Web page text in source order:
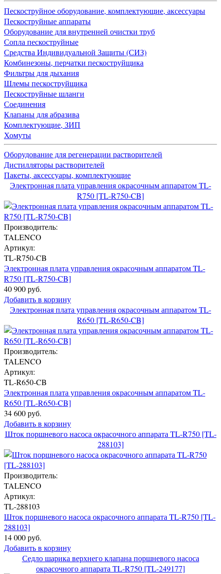
Пескоструйное оборудование, комплектующие, аксессуары
Пескоструйные аппараты
Оборудование для внутренней очистки труб
Сопла пескоструйные
Средства Индивидуальной Защиты (СИЗ)
Комбинезоны, перчатки пескоструйщика
Фильтры для дыхания
Шлемы пескоструйщика
Пескоструйные шланги
Соединения
Клапаны для абразива
Комплектующие, ЗИП
Хомуты
Оборудование для регенерации растворителей
Дистилляторы растворителей
Пакеты, аксессуары, комплектующие
Электронная плата управления окрасочным аппаратом TL-
R750 [TL-R750-CB]
Производитель:
TALENCO
Артикул:
TL-R750-CB
Электронная плата управления окрасочным аппаратом TL-
R750 [TL-R750-CB]
40 900 руб.
Добавить в корзину
Электронная плата управления окрасочным аппаратом TL-
R650 [TL-R650-CB]
Производитель:
TALENCO
Артикул:
TL-R650-CB
Электронная плата управления окрасочным аппаратом TL-
R650 [TL-R650-CB]
34 600 руб.
Добавить в корзину
Шток поршневого насоса окрасочного аппарата TL-R750 [TL-
288103]
Производитель:
TALENCO
Артикул:
TL-288103
Шток поршневого насоса окрасочного аппарата TL-R750 [TL-
288103]
14 000 руб.
Добавить в корзину
Седло шарика верхнего клапана поршневого насоса
окрасочного аппарата TL-R750 [TL-249177]